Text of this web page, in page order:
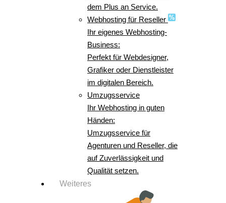
dem Plus an Service.
Webhosting für Reseller
Ihr eigenes Webhosting-
Business:
Perfekt für Webdesigner,
Grafiker oder Dienstleister
im digitalen Bereich.
Umzugsservice
Ihr Webhosting in guten
Händen:
Umzugsservice für
Agenturen und Reseller, die
auf Zuverlässigkeit und
Qualität setzen.
Weiteres